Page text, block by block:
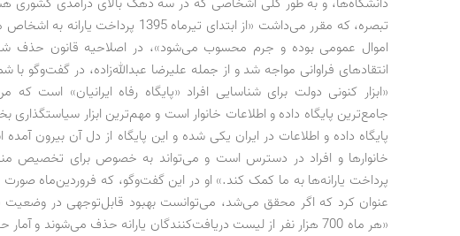
تبصره، که مقرر می‌داشت «از ابتدای تیرماه
اموال عمومی بوده و جرم محسوب می‌شود»، در اصلاحیه قانون حذف
«ابزار کنونی دولت برای شناسایی افراد «پایگاه رفاه ایرانیان» است
پایگاه داده و اطلاعات در ایران یکی شده و این پایگاه از دل آن بیرون
خانوارها و افراد در دسترس است و می‌تواند به خصوص برای تخصیص
پرداخت یارانه‌ها به ما کمک کند.» او در این گفت‌وگو، که فروردین‌ماه
عنوان کرد که اگر محقق می‌شد، می‌توانست بهبود قابل‌توجهی در وضعیت
«هر ماه 700 هزار نفر از لیست دریافت‌کنندگان یارانه حذف می‌شوند و